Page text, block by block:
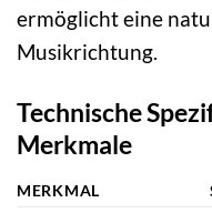
ermöglicht eine
Musikrichtung.
Technische
Merkmale
MERKMAL